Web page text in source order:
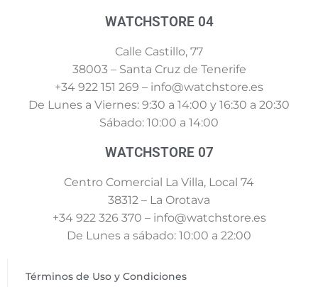
WATCHSTORE 04
Calle Castillo, 77
38003 – Santa Cruz de Tenerife
+34 922 151 269 – info@watchstore.es
De Lunes a Viernes: 9:30 a 14:00 y 16:30 a 20:30
Sábado: 10:00 a 14:00
WATCHSTORE 07
Centro Comercial La Villa, Local 74
38312 – La Orotava
+34 922 326 370 – info@watchstore.es
De Lunes a sábado: 10:00 a 22:00
Términos de Uso y Condiciones